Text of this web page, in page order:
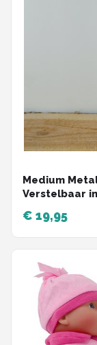
Medium
Verstelbaar
€ 19,95